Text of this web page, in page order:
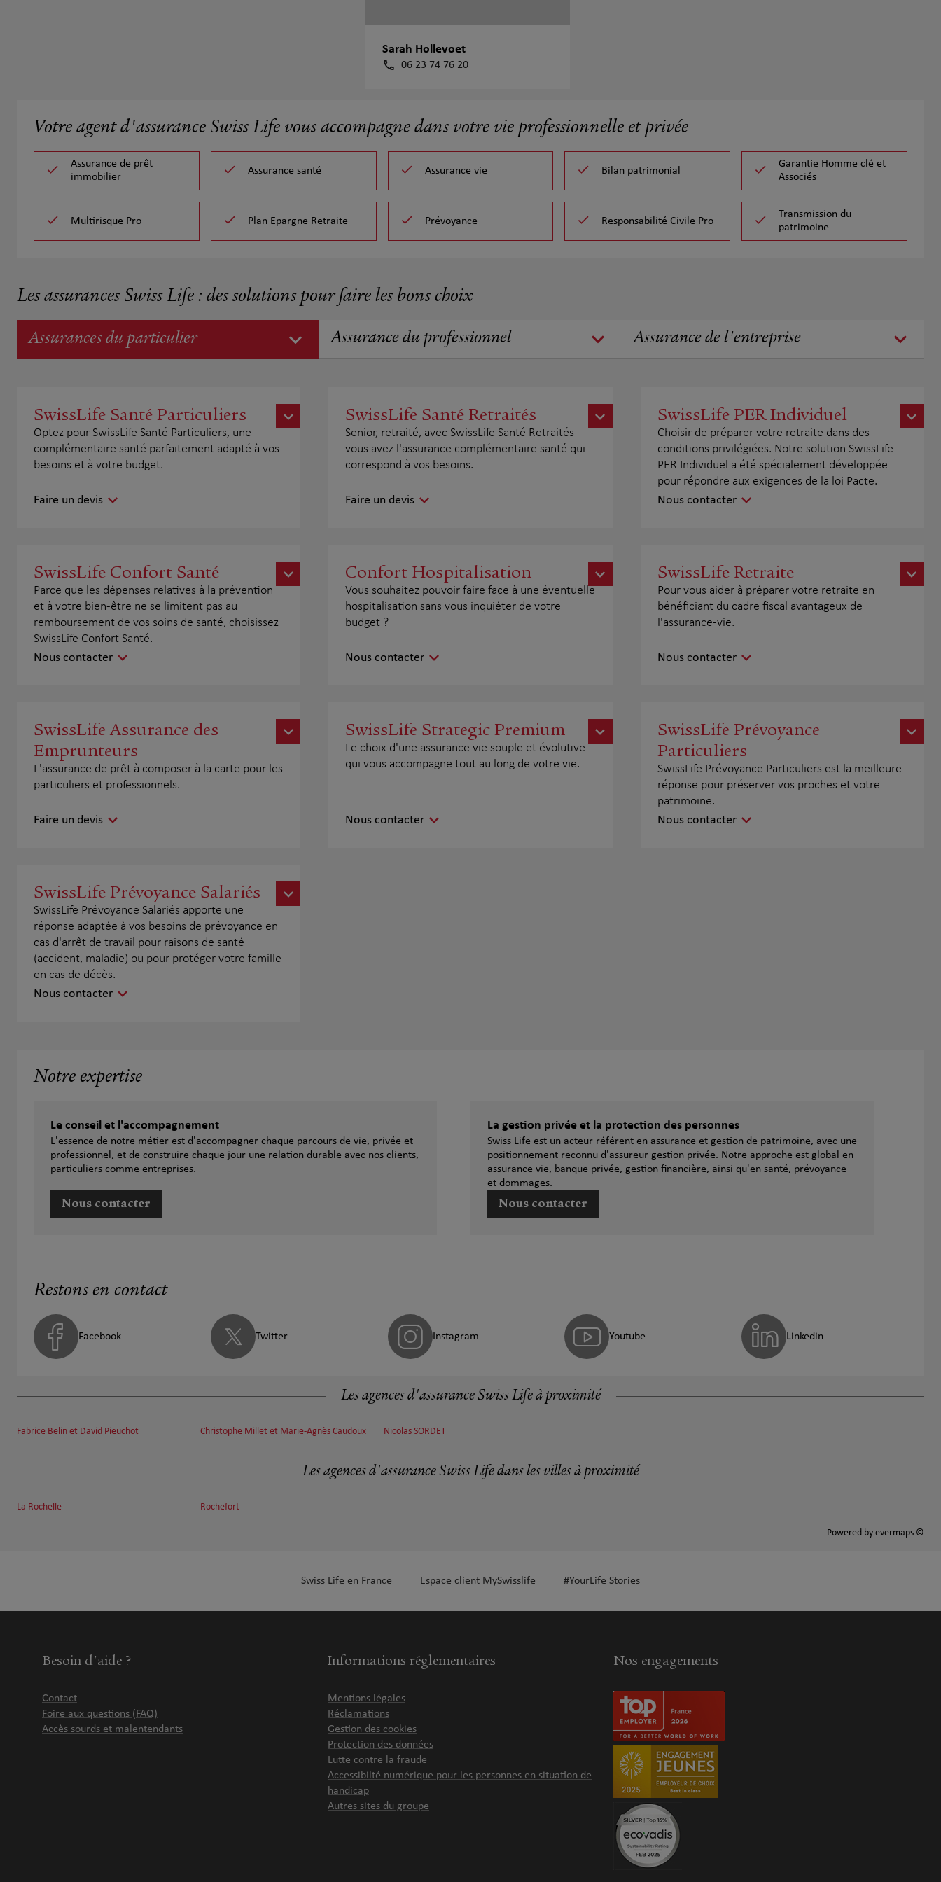
Sarah Hollevoet
06 23 74 76 20
Votre agent d'assurance Swiss Life vous accompagne dans votre vie professionnelle et privée
Assurance de prêt
immobilier
Assurance santé Assurance vie Bilan patrimonial
Garantie Homme clé et
Associés
Multirisque Pro Plan Epargne Retraite Prévoyance Responsabilité Civile Pro
Transmission du
patrimoine
Les assurances Swiss Life : des solutions pour faire les bons choix
Assurances du particulier Assurance du professionnel Assurance de l'entreprise
SwissLife Santé Particuliers
Optez pour SwissLife Santé Particuliers, une
complémentaire santé parfaitement adapté à vos
besoins et à votre budget.
Faire un devis
SwissLife Santé Retraités
Senior, retraité, avec SwissLife Santé Retraités
vous avez l'assurance complémentaire santé qui
correspond à vos besoins.
Faire un devis
SwissLife PER Individuel
Choisir de préparer votre retraite dans des
conditions privilégiées. Notre solution SwissLife
PER Individuel a été spécialement développée
pour répondre aux exigences de la loi Pacte.
Nous contacter
SwissLife Confort Santé
Parce que les dépenses relatives à la prévention
et à votre bien-être ne se limitent pas au
remboursement de vos soins de santé, choisissez
SwissLife Confort Santé.
Nous contacter
Confort Hospitalisation
Vous souhaitez pouvoir faire face à une éventuelle
hospitalisation sans vous inquiéter de votre
budget ?
Nous contacter
SwissLife Retraite
Pour vous aider à préparer votre retraite en
bénéficiant du cadre fiscal avantageux de
l'assurance-vie.
Nous contacter
SwissLife Assurance des
Emprunteurs
L'assurance de prêt à composer à la carte pour les
particuliers et professionnels.
Faire un devis
SwissLife Strategic Premium
Le choix d'une assurance vie souple et évolutive
qui vous accompagne tout au long de votre vie.
Nous contacter
SwissLife Prévoyance
Particuliers
SwissLife Prévoyance Particuliers est la meilleure
réponse pour préserver vos proches et votre
patrimoine.
Nous contacter
SwissLife Prévoyance Salariés
SwissLife Prévoyance Salariés apporte une
réponse adaptée à vos besoins de prévoyance en
cas d'arrêt de travail pour raisons de santé
(accident, maladie) ou pour protéger votre famille
en cas de décès.
Nous contacter
Notre expertise
Le conseil et l'accompagnement
L'essence de notre métier est d'accompagner chaque parcours de vie, privée et
professionnel, et de construire chaque jour une relation durable avec nos clients,
particuliers comme entreprises.
Nous contacter
La gestion privée et la protection des personnes
Swiss Life est un acteur référent en assurance et gestion de patrimoine, avec une
positionnement reconnu d'assureur gestion privée. Notre approche est global en
assurance vie, banque privée, gestion financière, ainsi qu'en santé, prévoyance
et dommages.
Nous contacter
Restons en contact
Facebook Twitter Instagram Youtube Linkedin
Les agences d'assurance Swiss Life à proximité
Fabrice Belin et David Pieuchot Christophe Millet et Marie-Agnès Caudoux Nicolas SORDET
Les agences d'assurance Swiss Life dans les villes à proximité
La Rochelle Rochefort
Powered by evermaps ©
Swiss Life en France Espace client MySwisslife #YourLife Stories
Besoin d'aide ?
Contact
Foire aux questions (FAQ)
Accès sourds et malentendants
Informations réglementaires
Mentions légales
Réclamations
Gestion des cookies
Protection des données
Lutte contre la fraude
Accessibilté numérique pour les personnes en situation de
handicap
Autres sites du groupe
Nos engagements